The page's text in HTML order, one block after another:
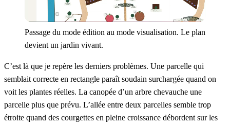
Passage du mode édition au mode visualisation. Le plan
devient un jardin vivant.
C’est là que je repère les derniers problèmes. Une parcelle qui
semblait correcte en rectangle paraît soudain surchargée quand on
voit les plantes réelles. La canopée d’un arbre chevauche une
parcelle plus que prévu. L’allée entre deux parcelles semble trop
étroite quand des courgettes en pleine croissance débordent sur les